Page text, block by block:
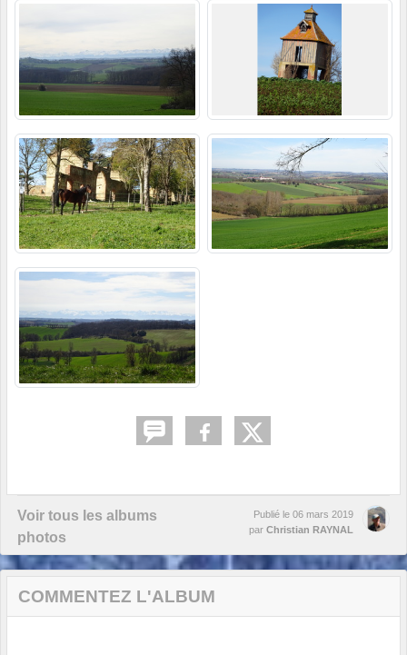
Voir tous les albums
photos
Publié le 06 mars 2019
par Christian RAYNAL
COMMENTEZ L'ALBUM